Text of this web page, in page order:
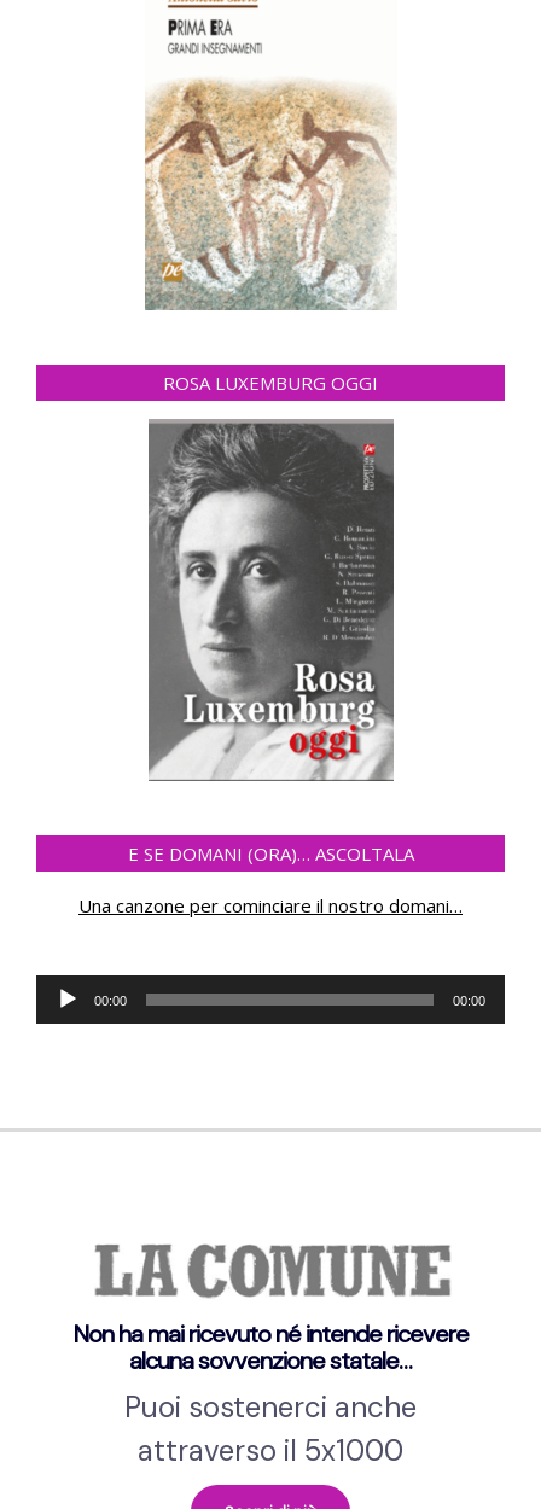
ROSA LUXEMBURG OGGI
E SE DOMANI (ORA)… ASCOLTALA
Una canzone per cominciare il nostro domani…
Reproductor
de
00:00 00:00
Non ha mai ricevuto né intende ricevere
alcuna sovvenzione statale…
Puoi sostenerci anche
attraverso il 5x1000